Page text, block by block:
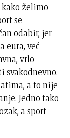
želimo
se
odabir, jer
eura, već
vrlo
svakodnevno.
a to nije
Jedno tako
a sport